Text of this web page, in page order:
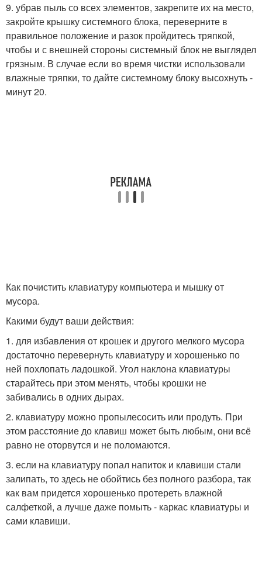
9. убрав пыль со всех элементов, закрепите их на место,
закройте крышку системного блока, переверните в
правильное положение и разок пройдитесь тряпкой,
чтобы и с внешней стороны системный блок не выглядел
грязным. В случае если во время чистки использовали
влажные тряпки, то дайте системному блоку высохнуть -
минут 20.
Как почистить клавиатуру компьютера и мышку от
мусора.
Какими будут ваши действия:
1. для избавления от крошек и другого мелкого мусора
достаточно перевернуть клавиатуру и хорошенько по
ней похлопать ладошкой. Угол наклона клавиатуры
старайтесь при этом менять, чтобы крошки не
забивались в одних дырах.
2. клавиатуру можно пропылесосить или продуть. При
этом расстояние до клавиш может быть любым, они всё
равно не оторвутся и не поломаются.
3. если на клавиатуру попал напиток и клавиши стали
залипать, то здесь не обойтись без полного разбора, так
как вам придется хорошенько протереть влажной
салфеткой, а лучше даже помыть - каркас клавиатуры и
сами клавиши.